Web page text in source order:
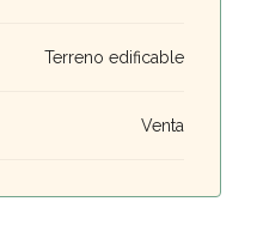
Terreno edificable
Venta